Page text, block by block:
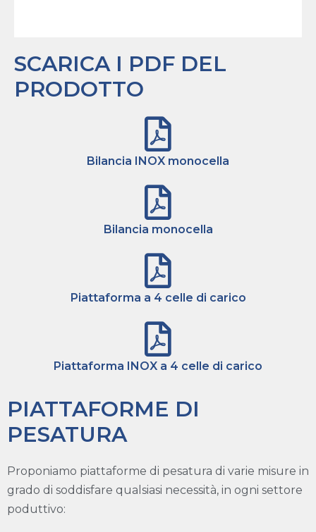
PIATTAFORME DI
PESATURA
Proponiamo piattaforme di pesatura di varie misure in
grado di soddisfare qualsiasi necessità, in ogni settore
poduttivo:
SCARICA I PDF DEL
PRODOTTO
Bilancia INOX monocella
Bilancia monocella
Piattaforma a 4 celle di carico
Piattaforma INOX a 4 celle di carico